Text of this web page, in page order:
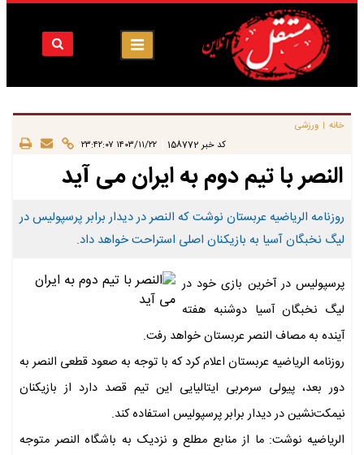
خانه | ورزشی
کد خبر 158772 ۱۴۰۳/۱۱/۲۲ ۲۳:۴۲:۰۷
النصر با تیم دوم به ایران می آید
روزنامه الریاضیه عربستان نوشت که النصر در دیدار برابر پرسپولیس در
لیگ نخبگان آسیا به بازیکنان اصلی استراحت خواهد داد.
پرسپولیس در آخرین بازی خود در
لیگ نخبگان آسیا دوشنبه هفته
آینده به مصاف النصر عربستان خواهد رفت.
روزنامه الریاضیه عربستان اعلام کرد که با توجه به صعود قطعی النصر به
دور بعد، پیولی سرمربی ایتالیایی این تیم قصد دارد از بازیکنان
نیمکت‌نشین در دیدار برابر پرسپولیس استفاده کند.
الریاضیه نوشت: ما از منابع مطلع و نزدیک به باشگاه النصر متوجه